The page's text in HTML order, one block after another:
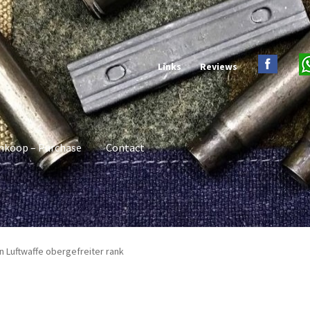
Links Reviews
– Purchase Contact
Luftwaffe obergefreiter rank